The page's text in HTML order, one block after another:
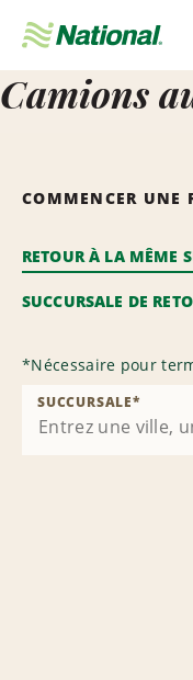
navigation
Camions
COMMENCER UNE
RETOUR À LA MÊME
SUCCURSALE DE
*Nécessaire pour
SUCCURSALE*